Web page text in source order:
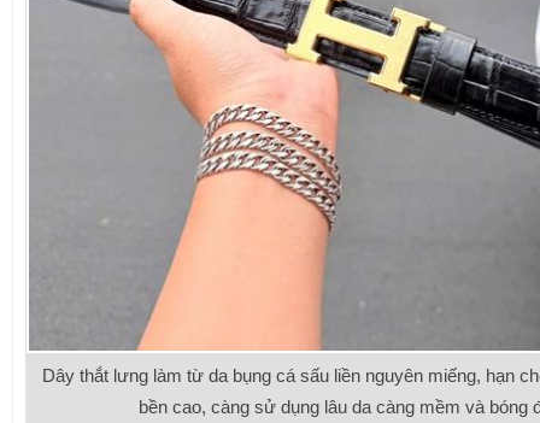
Dây thắt lưng làm từ da bụng cá sấu liền nguyên miếng, hạn
bền cao, càng sử dụng lâu da càng mềm và bóng